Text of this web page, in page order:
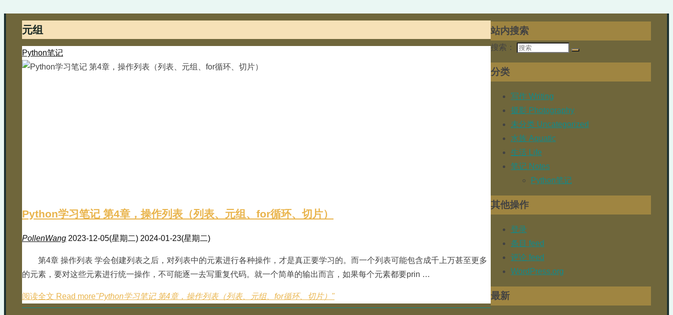
元组
Python笔记
Python学习笔记 第4章，操作列表（列表、元组、for循环、切片）
PollenWang 2023-12-05(星期二) 2024-01-23(星期二)
第4章 操作列表 学会创建列表之后，对列表中的元素进行各种操作，才是真正要学习的。而一个列表可能包含成千上万甚至更多
的元素，要对这些元素进行统一操作，不可能逐一去写重复代码。就一个简单的输出而言，如果每个元素都要prin …
阅读全文 Read more"Python学习笔记 第4章，操作列表（列表、元组、for循环、切片）"
站内搜索
搜索：
分类
写作 Writing
摄影 Photography
未分类 Uncategorized
水族 Aquatic
生活 Life
笔记 Notes
Python笔记
其他操作
登录
条目 feed
评论 feed
WordPress.org
最新